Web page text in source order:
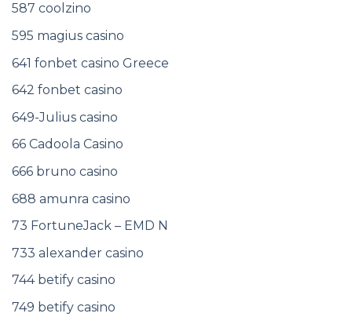
587 coolzino
595 magius casino
641 fonbet casino Greece
642 fonbet casino
649-Julius casino
66 Cadoola Casino
666 bruno casino
688 amunra casino
73 FortuneJack – EMD N
733 alexander casino
744 betify casino
749 betify casino